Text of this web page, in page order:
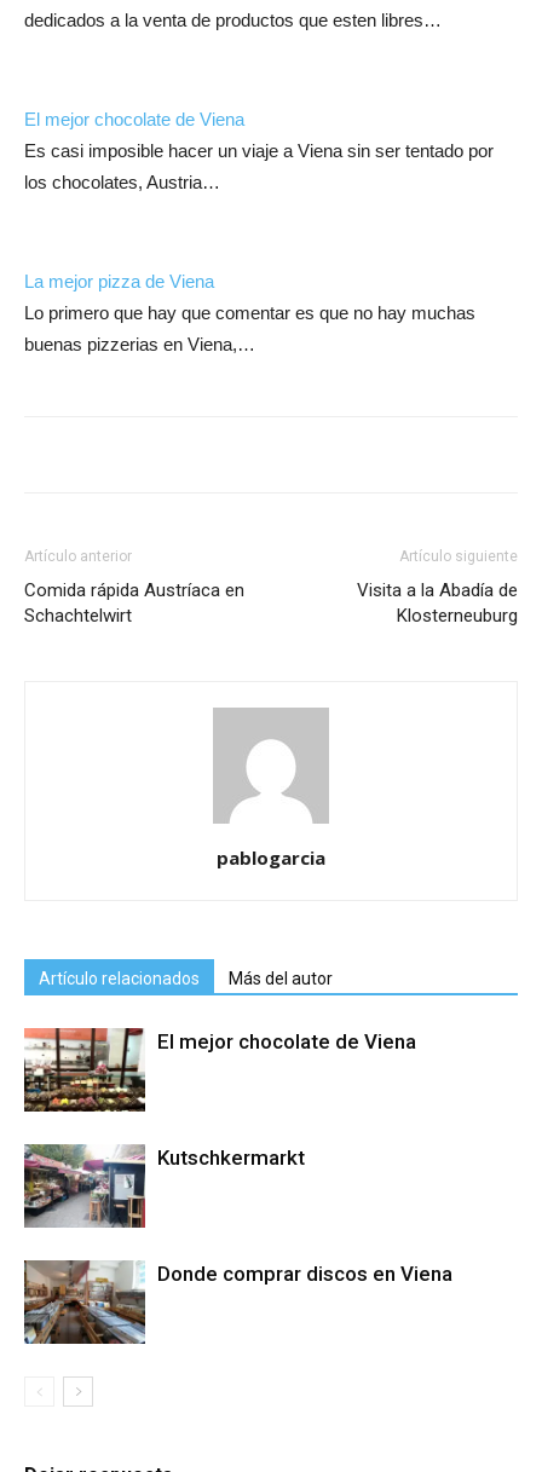
dedicados a la venta de productos que esten libres…
El mejor chocolate de Viena
Es casi imposible hacer un viaje a Viena sin ser tentado por
los chocolates, Austria…
La mejor pizza de Viena
Lo primero que hay que comentar es que no hay muchas
buenas pizzerias en Viena,…
Artículo anterior
Comida rápida Austríaca en
Schachtelwirt
Artículo siguiente
Visita a la Abadía de
Klosterneuburg
pablogarcia
Artículo relacionados Más del autor
El mejor chocolate de Viena
Kutschkermarkt
Donde comprar discos en Viena